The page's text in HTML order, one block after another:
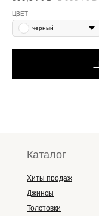
ЦВЕТ
черный
Каталог
Хиты продаж
Джинсы
Толстовки